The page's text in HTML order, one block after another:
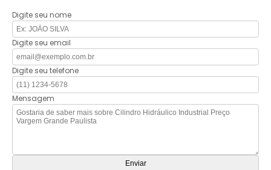
Digite seu nome
Digite seu email
Digite seu telefone
Mensagem